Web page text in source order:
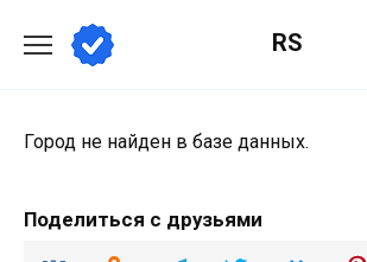
содержанию
RS
Город не найден в базе данных.
Поделиться с друзьями